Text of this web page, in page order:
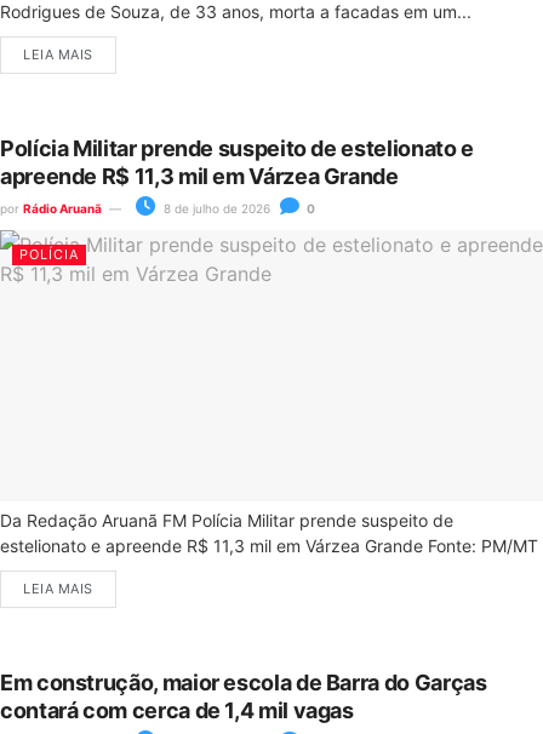
Rodrigues de Souza, de 33 anos, morta a facadas em um...
LEIA MAIS
Polícia Militar prende suspeito de estelionato e
apreende R$ 11,3 mil em Várzea Grande
por Rádio Aruanã 8 de julho de 2026 0
POLÍCIA
Da Redação Aruanã FM Polícia Militar prende suspeito de
estelionato e apreende R$ 11,3 mil em Várzea Grande Fonte: PM/MT
LEIA MAIS
Em construção, maior escola de Barra do Garças
contará com cerca de 1,4 mil vagas